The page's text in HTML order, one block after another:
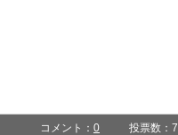
コメント： 0 投票数：7